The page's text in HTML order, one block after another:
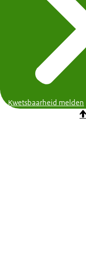
Kwetsbaarheid melden